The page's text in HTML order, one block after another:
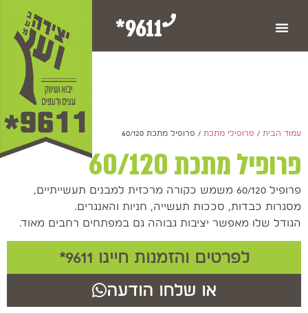
9611*
עמוד הבית / פרופילי מתכת / פרופיל מתכת 60/120
פרופיל מתכת 60/120
פרופיל 60/120 משמש כקורה מרכזית למבנים תעשייתיים,
מסגרות כבדות, סככות תעשייה, חניות והאנגרים.
הגודל שלו מאפשר יציבות גבוהה גם במפתחים רחבים מאוד.
לפרטים והזמנות חייגו 9611*
או שלחו הודעה